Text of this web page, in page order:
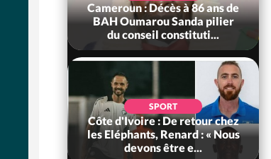
Cameroun : Décès à 86 ans de
BAH Oumarou Sanda pilier
du conseil constituti...
SPORT
Côte d'Ivoire : De retour chez
les Eléphants, Renard : « Nous
devons être e...